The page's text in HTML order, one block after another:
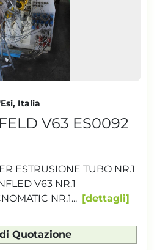
Italia
V63 ES0092
ESTRUSIONE TUBO NR.1
V63 NR.1
NR.1...
dettagli
Quotazione